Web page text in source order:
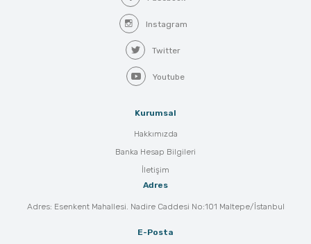
Instagram
Twitter
Youtube
Kurumsal
Hakkımızda
Banka Hesap Bilgileri
İletişim
Adres
Adres: Esenkent Mahallesi. Nadire Caddesi No:101 Maltepe/İstanbul
E-Posta